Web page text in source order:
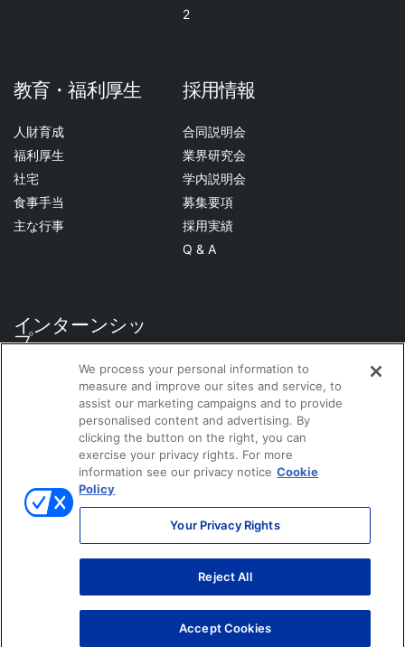
2
教育・福利厚生
人財育成
福利厚生
社宅
食事手当
主な行事
採用情報
合同説明会
業界研究会
学内説明会
募集要項
採用実績
Q & A
インターンシッ
プ
当サイトのご利用にあたって 個人情報保護方針
© ONO SOKKI CO., LTD. 1996-2026
We process your personal information to
measure and improve our sites and service, to
assist our marketing campaigns and to provide
personalised content and advertising. By
clicking the button on the right, you can
exercise your privacy rights. For more
information see our privacy notice Cookie
Policy
Your Privacy Rights
Reject All
Accept Cookies